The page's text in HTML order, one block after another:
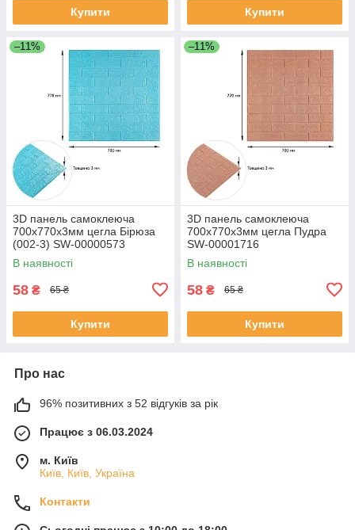
Купити Купити
–11%
3D панель самоклеюча
700х770х3мм цегла Бірюза
(002-3) SW-00000573
В наявності
58 ₴ 65 ₴
Купити
–11%
3D панель самоклеюча
700x770x3мм цегла Пудра
SW-00001716
В наявності
58 ₴ 65 ₴
Купити
Про нас
96% позитивних з 52 відгуків за рік
Працює з 06.03.2024
м. Київ
Київ, Київ, Україна
Контакти